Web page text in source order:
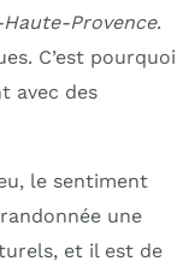
Provence.
C’est pourquoi
avec des
le sentiment
une
et il est de